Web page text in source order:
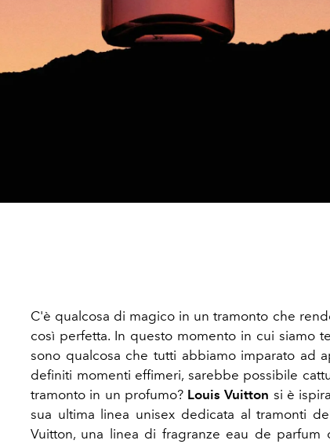
C'è qualcosa di magico in un tramonto che
così perfetta. In questo momento in cui siamo
sono qualcosa che tutti abbiamo imparato ad
definiti momenti effimeri, sarebbe possibile
tramonto in un profumo? Louis Vuitton si è
sua ultima linea unisex dedicata al tramonti
Vuitton, una linea di fragranze eau de